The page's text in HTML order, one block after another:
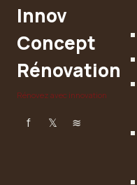
Innov
Concept
Rénovation
Rénovez avec innovation
f 𝕏 ≋